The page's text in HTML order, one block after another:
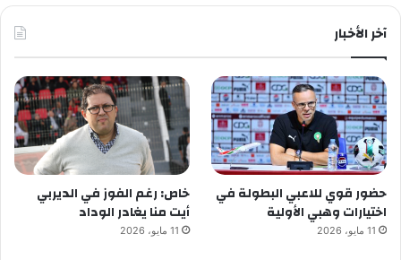
آخر الأخبار
حضور قوي للاعبي البطولة في
اختيارات وهبي الأولية
11 مايو، 2026
خاص: رغم الفوز في الديربي
أيت منا يغادر الوداد
11 مايو، 2026